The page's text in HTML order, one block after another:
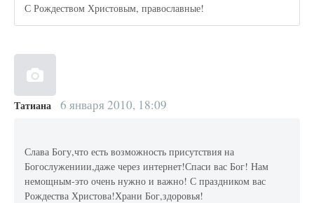
С Рождеством Христовым, православные!
Татиана 6 января 2010, 18:09
Слава Богу,что есть возможность присутствия на
Богослужениии,даже через интернет!Спаси вас Бог! Нам
немощным-это очень нужно и важно! С праздником вас
Рождества Христова!Храни Бог,здоровья!